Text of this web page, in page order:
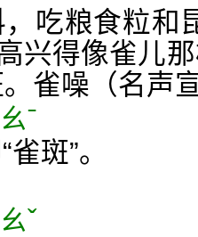
吃粮食粒和
兴得像雀儿
雀噪（名声
ˉ
斑”。
ˇ